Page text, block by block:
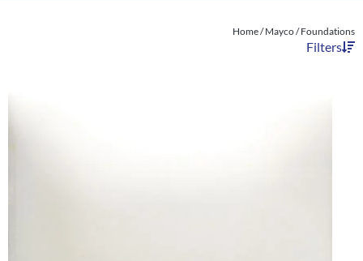
Home/Mayco/ Foundations
Filters